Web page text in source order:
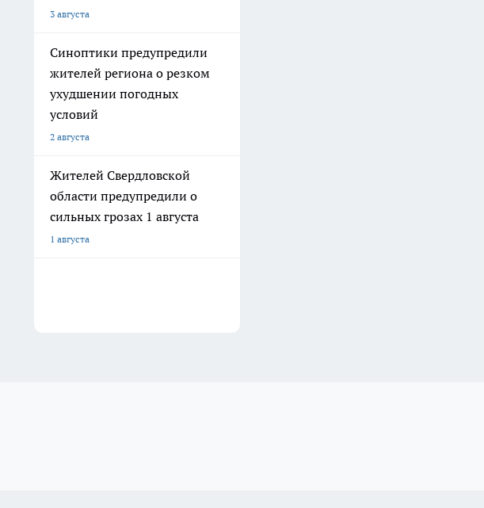
3 августа
Синоптики предупредили
жителей региона о резком
ухудшении погодных
условий
2 августа
Жителей Свердловской
области предупредили о
сильных грозах 1 августа
1 августа